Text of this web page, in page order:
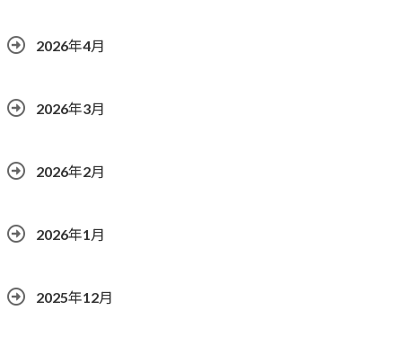
2026年4月
2026年3月
2026年2月
2026年1月
2025年12月